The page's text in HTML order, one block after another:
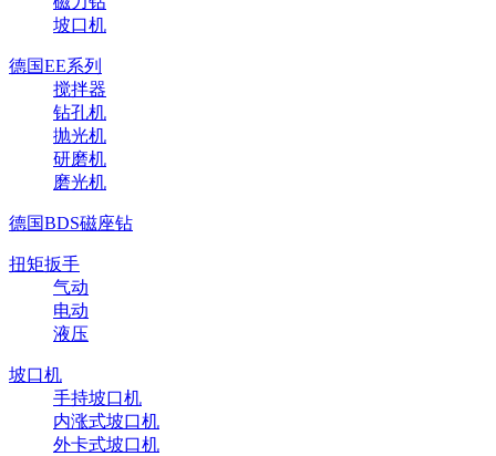
坡口机
德国EE系列
搅拌器
钻孔机
抛光机
研磨机
磨光机
德国BDS磁座钻
扭矩扳手
气动
电动
液压
坡口机
手持坡口机
内涨式坡口机
外卡式坡口机